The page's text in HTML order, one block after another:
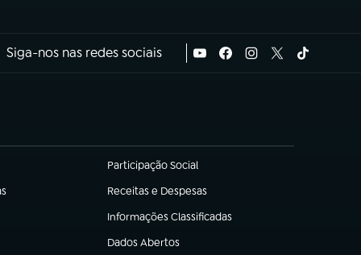
Siga-nos nas redes sociais
Participação Social
(abre em nova aba)
Receitas e Despesas
(abre em nova aba)
Informações Classificadas
(abre em nova aba)
Dados Abertos
(abre em nova aba)